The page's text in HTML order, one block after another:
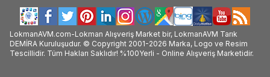
LokmanAVM.com-Lokman Alışveriş Market bir, LokmanAVM Tarık
DEMİRA Kuruluşudur. © Copyright 2001-2026 Marka, Logo ve Resim
Tescillidir. Tüm Hakları Saklıdır! %100Yerli - Online Alışveriş Marketidir.